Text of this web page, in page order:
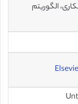
الگوریتم